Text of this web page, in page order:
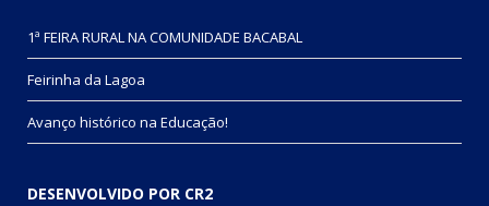
1ª FEIRA RURAL NA COMUNIDADE BACABAL
Feirinha da Lagoa
Avanço histórico na Educação!
DESENVOLVIDO POR CR2